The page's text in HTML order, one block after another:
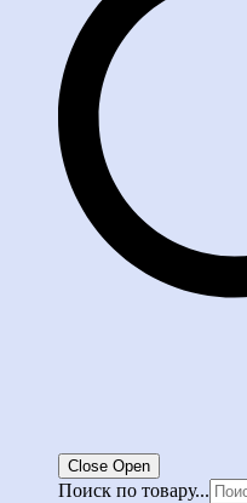
Close Open
Поиск по товару...